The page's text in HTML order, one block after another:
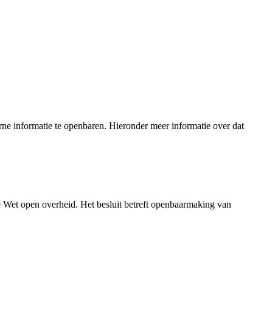
informatie te openbaren. Hieronder meer informatie over dat
open overheid. Het besluit betreft openbaarmaking van